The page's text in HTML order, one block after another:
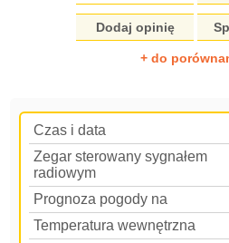
Dodaj opinię
+ do
Czas i data
Zegar sterowany sygnałem
radiowym
Prognoza pogody na
Temperatura wewnętrzna